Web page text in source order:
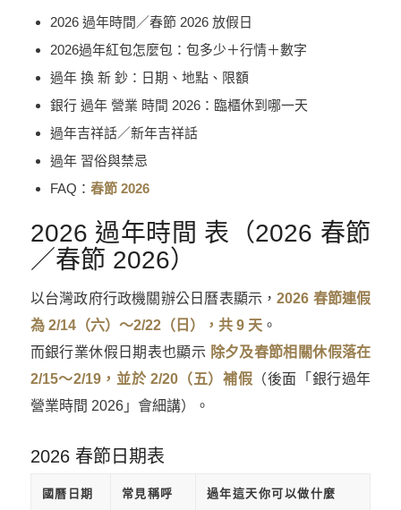
2026 過年時間／春節 2026 放假日
2026過年紅包怎麼包：包多少＋行情＋數字
過年 換 新 鈔：日期、地點、限額
銀行 過年 營業 時間 2026：臨櫃休到哪一天
過年吉祥話／新年吉祥話
過年 習俗與禁忌
FAQ： 春節 2026
2026 過年時間 表（2026 春節
／春節 2026）
以台灣政府行政機關辦公日曆表顯示，2026 春節連假
為 2/14（六）～2/22（日），共 9 天。
而銀行業休假日期表也顯示 除夕及春節相關休假落在
2/15～2/19，並於 2/20（五）補假 （後面「銀行過年
營業時間 2026」會細講）。
2026 春節日期表
國曆日期 常見稱呼 過年這天你可以做什麼